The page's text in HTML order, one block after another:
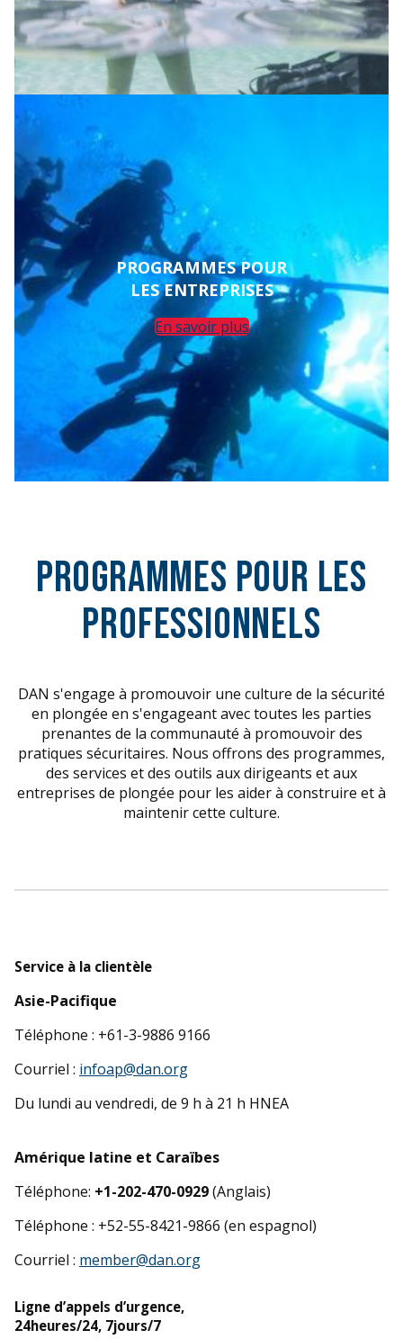
PROGRAMMES POUR
LES ENTREPRISES
En savoir plus
Programmes pour les
professionnels
DAN s'engage à promouvoir une culture de la sécurité
en plongée en s'engageant avec toutes les parties
prenantes de la communauté à promouvoir des
pratiques sécuritaires. Nous offrons des programmes,
des services et des outils aux dirigeants et aux
entreprises de plongée pour les aider à construire et à
maintenir cette culture.
Service à la clientèle
Asie-Pacifique
Téléphone : +61-3-9886 9166
Courriel : infoap@dan.org
Du lundi au vendredi, de 9 h à 21 h HNEA
Amérique latine et Caraïbes
Téléphone: +1-202-470-0929(Anglais)
Téléphone : +52-55-8421-9866 (en espagnol)
Courriel : member@dan.org
Ligne d’appels d’urgence,
24heures/24, 7jours/7